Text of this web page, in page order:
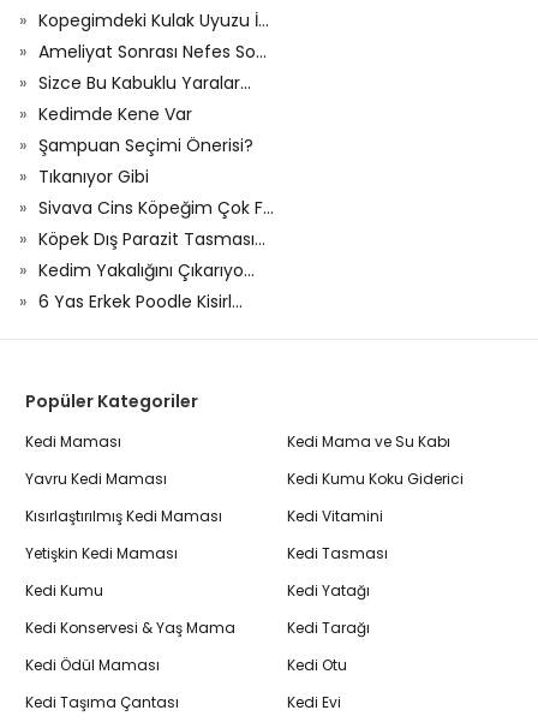
Kopegimdeki Kulak Uyuzu İ...
Ameliyat Sonrası Nefes So...
Sizce Bu Kabuklu Yaralar...
Kedimde Kene Var
Şampuan Seçimi Önerisi?
Tıkanıyor Gibi
Sivava Cins Köpeğim Çok F...
Köpek Dış Parazit Tasması...
Kedim Yakalığını Çıkarıyo...
6 Yas Erkek Poodle Kisirl...
Popüler Kategoriler
Kedi Maması
Yavru Kedi Maması
Kısırlaştırılmış Kedi Maması
Yetişkin Kedi Maması
Kedi Kumu
Kedi Konservesi & Yaş Mama
Kedi Ödül Maması
Kedi Taşıma Çantası
Kedi Mama ve Su Kabı
Kedi Kumu Koku Giderici
Kedi Vitamini
Kedi Tasması
Kedi Yatağı
Kedi Tarağı
Kedi Otu
Kedi Evi